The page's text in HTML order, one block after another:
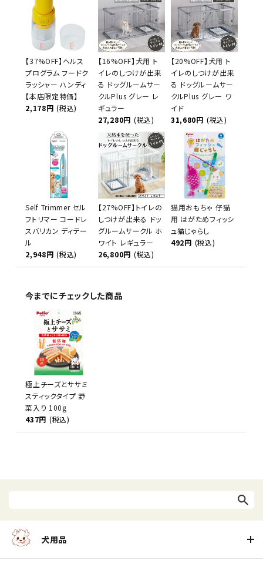
【37%OFF】ヘルス
プログラム フードク
ラッシャー ハンディ
【本店限定特価】
2,178円 (税込)
【16%OFF】犬用 ト
イレのしつけが出来
る ドッグルームサー
クルPlus グレー レ
ギュラー
27,280円 (税込)
【20%OFF】犬用 ト
イレのしつけが出来
る ドッグルームサー
クルPlus グレー ワ
イド
31,680円 (税込)
Self Trimmer セル
フトリマー コードレ
スバリカン ディテー
ル
2,948円 (税込)
【27%OFF】トイレの
しつけが出来る ドッ
グルームサークル ホ
ワイト レギュラー
26,800円 (税込)
猫用おもちゃ 仔猫
用 はがためフィッシ
ュ猫じゃらし
492円 (税込)
今までにチェックした商品
極上チーズとササミ
スティックタイプ 野
菜入り 100g
437円 (税込)
犬用品